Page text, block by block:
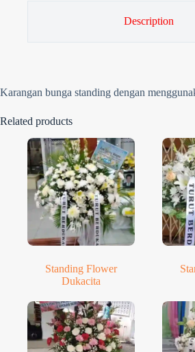
Description
Karangan bunga standing dengan
Related products
Standing Flower
Dukacita